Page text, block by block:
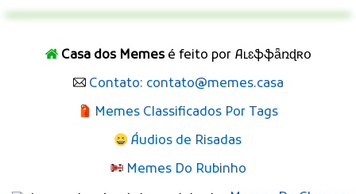
Casa dos Memesé feito por Aʟɛֆֆǟռɖʀօ
Contato: contato@memes.casa
Memes Classificados Por Tags
Áudios de Risadas
Memes Do Rubinho